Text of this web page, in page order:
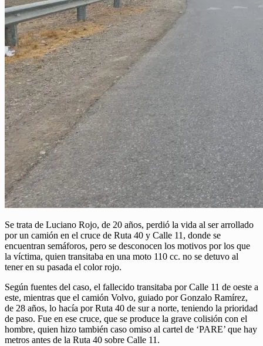
Se trata de Luciano Rojo, de 20 años, perdió la vida al ser arrollado
por un camión en el cruce de Ruta 40 y Calle 11, donde se
encuentran semáforos, pero se desconocen los motivos por los que
la víctima, quien transitaba en una moto 110 cc. no se detuvo al
tener en su pasada el color rojo.
Según fuentes del caso, el fallecido transitaba por Calle 11 de oeste a
este, mientras que el camión Volvo, guiado por Gonzalo Ramírez,
de 28 años, lo hacía por Ruta 40 de sur a norte, teniendo la prioridad
de paso. Fue en ese cruce, que se produce la grave colisión con el
hombre, quien hizo también caso omiso al cartel de ‘PARE’ que hay
metros antes de la Ruta 40 sobre Calle 11.